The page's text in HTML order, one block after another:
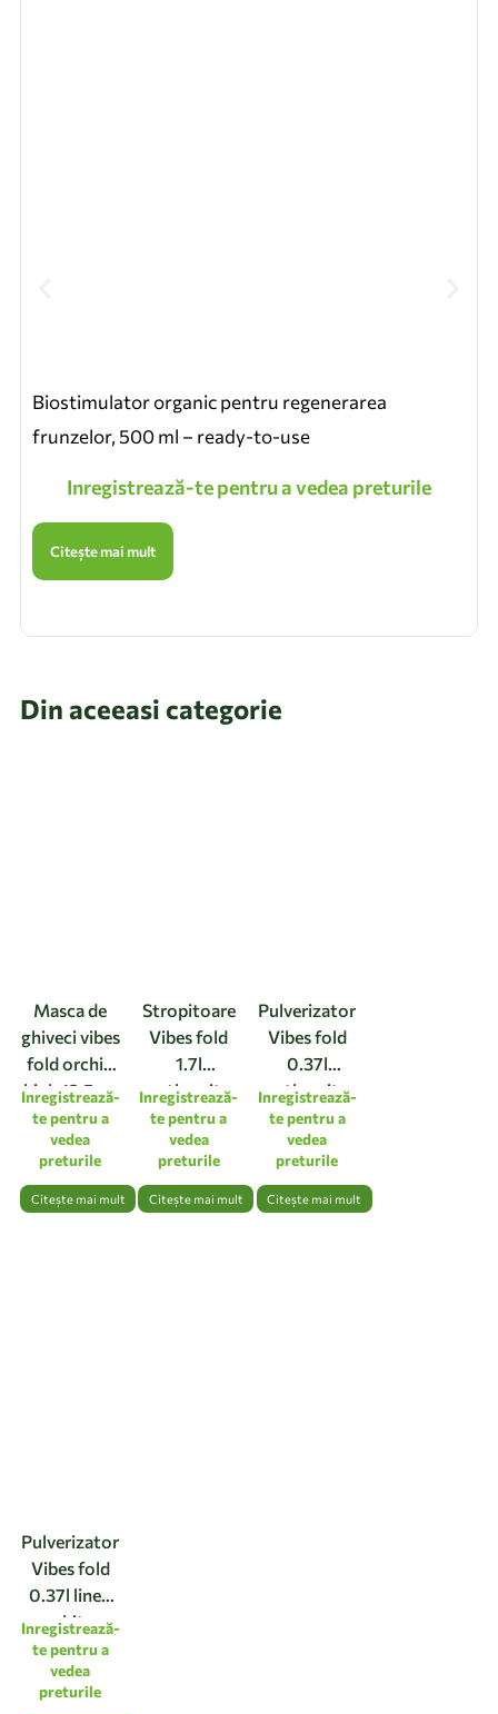
Biostimulator organic pentru regenerarea
frunzelor, 500 ml – ready-to-use
Inregistrează-te pentru a vedea preturile
Citește mai mult
Din aceeasi categorie
Masca de
ghiveci vibes
fold orchid
high 12,5cm
linen white
Inregistrează-
te pentru a
vedea
preturile
Citește mai mult
Stropitoare
Vibes fold
1.7l
anthracite
Inregistrează-
te pentru a
vedea
preturile
Citește mai mult
Pulverizator
Vibes fold
0.37l
anthracite
Inregistrează-
te pentru a
vedea
preturile
Citește mai mult
Pulverizator
Vibes fold
0.37l linen
white
Inregistrează-
te pentru a
vedea
preturile